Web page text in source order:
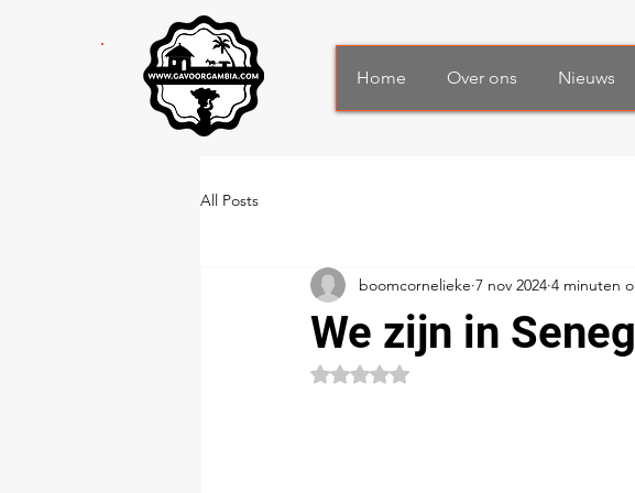
Home
Over ons Nieuws
All Posts
We zijn in
boomcornelieke 7 nov 2024 4 minuten
Beoordeeld met NaN uit 5 sterren.